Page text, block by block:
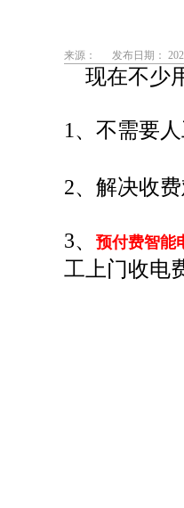
来源： 发布日期：
现在不少
1、不需要
2、解决收
3、 预付费智能
工上门收电